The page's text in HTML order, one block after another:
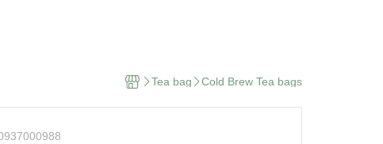
Tea bag Cold Brew Tea bags